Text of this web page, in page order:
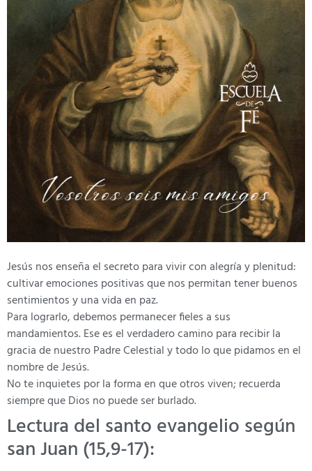
Jesús nos enseña el secreto para vivir con alegría y plenitud:
cultivar emociones positivas que nos permitan tener buenos
sentimientos y una vida en paz.
Para lograrlo, debemos permanecer fieles a sus
mandamientos. Ese es el verdadero camino para recibir la
gracia de nuestro Padre Celestial y todo lo que pidamos en el
nombre de Jesús.
No te inquietes por la forma en que otros viven; recuerda
siempre que Dios no puede ser burlado.
Lectura del santo evangelio según
san Juan (15,9-17):